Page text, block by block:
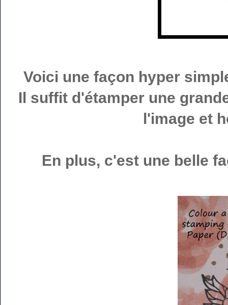
Voici une façon hyper
Il suffit d'étamper une
l'image et
En plus, c'est une belle